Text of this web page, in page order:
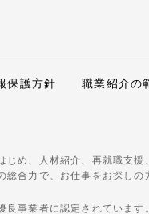
保護方針 職業紹介の
じめ、人材紹介、再就職支
総合力で、お仕事をお探し
良事業者に認定されています。